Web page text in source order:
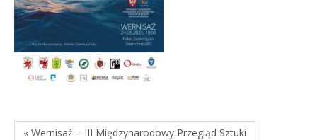
« Wernisaż – III Międzynarodowy Przegląd Sztuki